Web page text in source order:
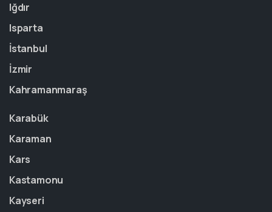
Iğdır
Isparta
İstanbul
İzmir
Kahramanmaraş
Karabük
Karaman
Kars
Kastamonu
Kayseri